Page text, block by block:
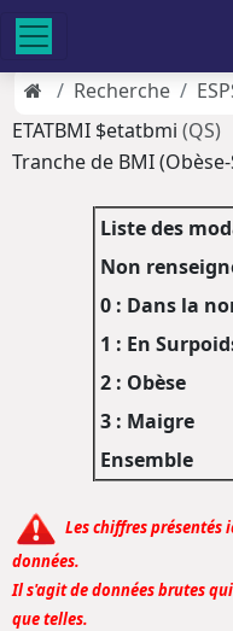
Recherche
ETATBMI $etatbmi (QS)
Tranche de BMI
Liste des
Non
0 : Dans la
1 : En
2 : Obèse
3 : Maigre
Ensemble
Les chiffres
données.
Il s'agit de données brutes
que telles.